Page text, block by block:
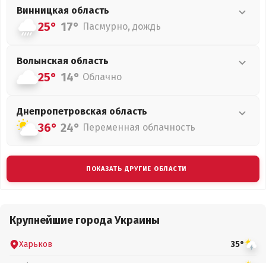
Винницкая область
25° 17° Пасмурно, дождь
Волынская область
25° 14° Облачно
Днепропетровская область
36° 24° Переменная облачность
ПОКАЗАТЬ ДРУГИЕ ОБЛАСТИ
Крупнейшие города Украины
Харьков 35°